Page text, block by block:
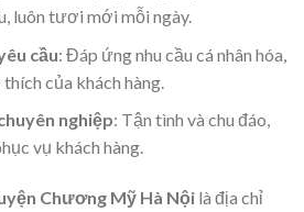
luôn tươi mới mỗi ngày.
cầu: Đáp ứng nhu cầu cá nhân hóa,
của khách hàng.
nghiệp: Tận tình và chu đáo,
vụ khách hàng.
Chương Mỹ Hà Nội là địa chỉ